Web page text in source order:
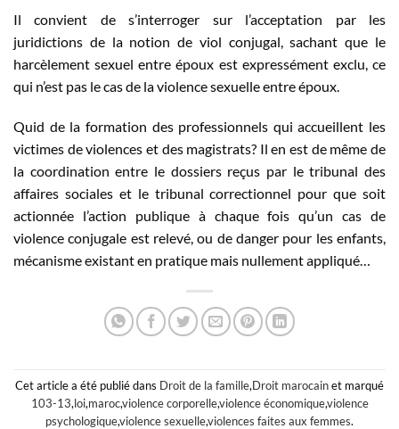
Il convient de s’interroger sur l’acceptation par les
juridictions de la notion de viol conjugal, sachant que le
harcèlement sexuel entre époux est expressément exclu, ce
qui n’est pas le cas de la violence sexuelle entre époux.
Quid de la formation des professionnels qui accueillent les
victimes de violences et des magistrats? Il en est de même de
la coordination entre le dossiers reçus par le tribunal des
affaires sociales et le tribunal correctionnel pour que soit
actionnée l’action publique à chaque fois qu’un cas de
violence conjugale est relevé, ou de danger pour les enfants,
mécanisme existant en pratique mais nullement appliqué…
Cet article a été publié dans Droit de la famille,Droit marocainet marqué
103-13,loi,maroc,violence corporelle,violence économique,violence
psychologique,violence sexuelle,violences faites aux femmes.